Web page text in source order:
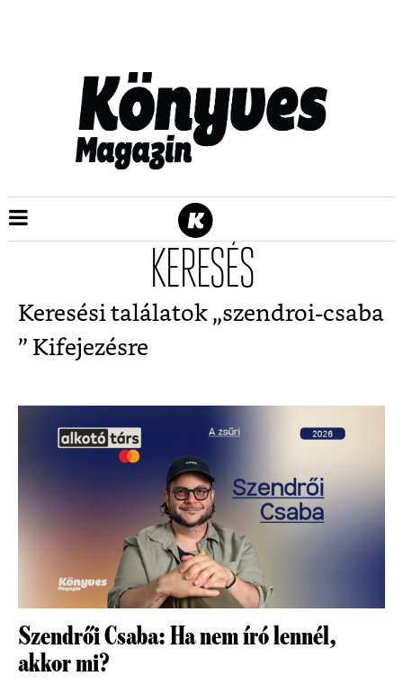
KERESÉS
Keresési találatok „szendroi-csaba
” Kifejezésre
Szendrői Csaba: Ha nem író lennél,
akkor mi?